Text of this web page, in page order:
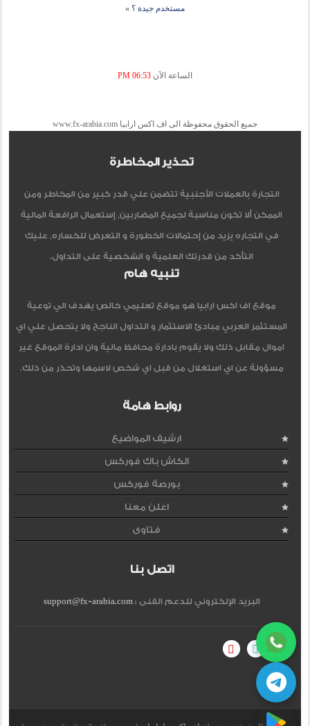
مستخدم جيدة ؟ »
الساعة الآن 06:53 PM
جميع الحقوق محفوظة الى اف اكس ارابيا www.fx-arabia.com
تحذير المخاطرة
التجارة بالعملات الأجنبية تتضمن علي قدر كبير من المخاطر ومن
الممكن ألا تكون مناسبة لجميع المضاربين, إستعمال الرافعة المالية
في التجاره يزيد من إحتمالات الخطورة و التعرض للخساره, عليك
التأكد من قدرتك العلمية و الشخصية على التداول.
تنبيه هام
موقع اف اكس ارابيا هو موقع تعليمي خالص يهدف الي توعية
المستثمر العربي مبادئ الاستثمار و التداول الناجح ولا يتحصل علي اي
اموال مقابل ذلك ولا يقوم بادارة محافظ مالية وان ادارة الموقع غير
مسؤولة عن اي استغلال من قبل اي شخص لاسمها وتحذر من ذلك.
روابط هامة
ارشيف المواضيع
الكاش باك فوركس
بورصة فوركس
اعلن معنا
فتاوى
اتصل بنا
البريد الإلكتروني للدعم الفنى :support@fx-arabia.com